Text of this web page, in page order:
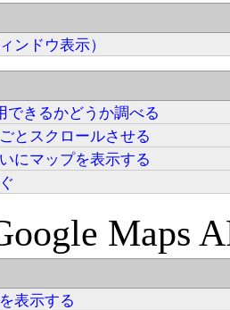
ンドウ表示）
できるかどうか調べる
とスクロールさせる
にマップを表示する
Maps
表示する